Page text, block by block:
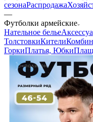
сезонаРаспродажа
—
Футболки армейские
Нательное белье
ТолстовкиКители
ГоркиПлатья, Юбки